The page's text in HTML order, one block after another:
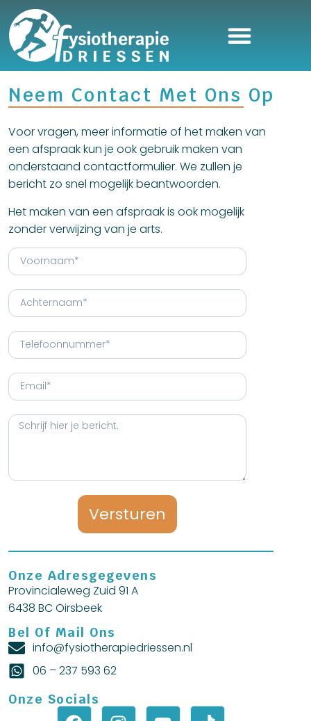
Neem Contact Met Ons Op
Voor vragen, meer informatie of het maken van
een afspraak kun je ook gebruik maken van
onderstaand contactformulier. We zullen je
bericht zo snel mogelijk beantwoorden.
Het maken van een afspraak is ook mogelijk
zonder verwijzing van je arts.
Versturen
Onze Adresgegevens
Provincialeweg Zuid 91 A
6438 BC Oirsbeek
Bel Of Mail Ons
info@fysiotherapiedriessen.nl
06 – 237 593 62
Onze Socials